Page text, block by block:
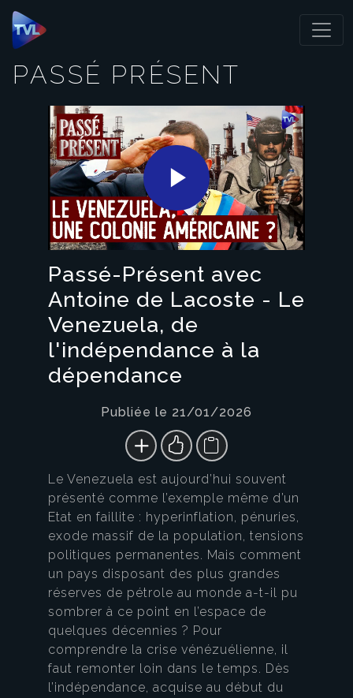
Panneau de gestion des cookies
PASSÉ PRÉSENT
Play
Video
Passé-Présent avec
Antoine de Lacoste - Le
Venezuela, de
l'indépendance à la
dépendance
Publiée le 21/01/2026
Le Venezuela est aujourd’hui souvent
présenté comme l’exemple même d’un
Etat en faillite : hyperinflation, pénuries,
exode massif de la population, tensions
politiques permanentes. Mais comment
un pays disposant des plus grandes
réserves de pétrole au monde a-t-il pu
sombrer à ce point en l’espace de
quelques décennies ? Pour
comprendre la crise vénézuélienne, il
faut remonter loin dans le temps. Dès
l’indépendance, acquise au début du